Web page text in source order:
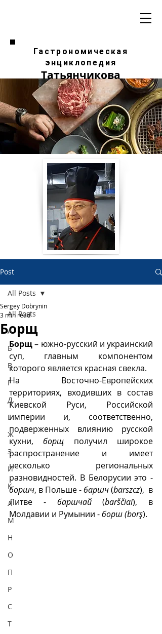
Гастрономическая
энциклопедия
Татьянчикова
Post
All Posts
А
Б
В
Г
Д
Е
Ж
З
И
К
Л
М
Н
О
П
Р
С
Т
All Posts
Борщ
Sergey Dobrynin
3 min read
Борщ – южно-русский и украинский
суп, главным компонентом
которого является красная свекла.
На Восточно-Европейских
территориях, входивших в состав
Киевской Руси, Российской
империи и, соответственно,
подверженных влиянию русской
кухни, борщ получил широкое
распространение и имеет
несколько региональных
боршч, в Польше - баршч (barszcz),  в
Литве - баршчай (barščiai), в
Молдавии и Румынии - борш (borş).